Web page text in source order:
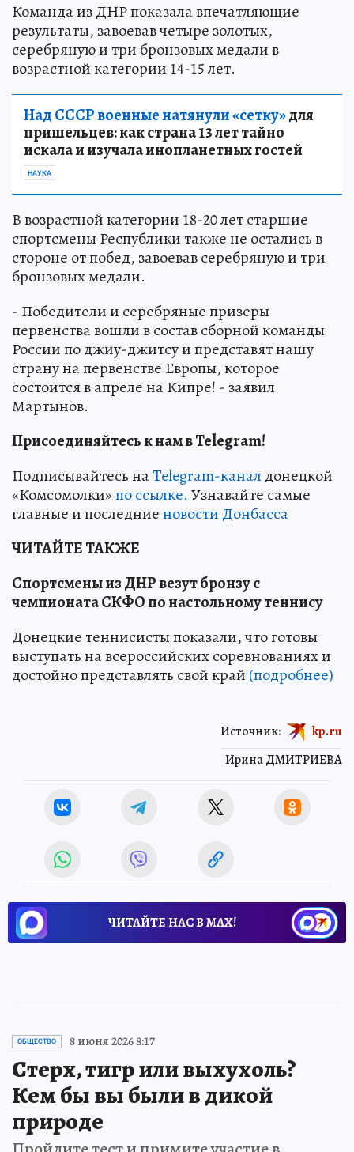
Команда из ДНР показала впечатляющие
результаты, завоевав четыре золотых,
серебряную и три бронзовых медали в
возрастной категории 14-15 лет.
Над СССР военные натянули «сетку»для
пришельцев: как страна 13 лет тайно
искала и изучала инопланетных гостей
НАУКА
В возрастной категории 18-20 лет старшие
спортсмены Республики также не остались в
стороне от побед, завоевав серебряную и три
бронзовых медали.
- Победители и серебряные призеры
первенства вошли в состав сборной команды
России по джиу-джитсу и представят нашу
страну на первенстве Европы, которое
состоится в апреле на Кипре! - заявил
Мартынов.
Присоединяйтесь к нам в Telegram!
Подписывайтесь наTelegram-канал донецкой
«Комсомолки»по ссылке. Узнавайте самые
главные и последниеновости Донбасса
ЧИТАЙТЕ ТАКЖЕ
Спортсмены из ДНР везут бронзу с
чемпионата СКФО по настольному теннису
Донецкие теннисисты показали, что готовы
выступать на всероссийских соревнованиях и
достойно представлять свой край (подробнее)
Ирина ДМИТРИЕВА
Источник: kp.ru
ЧИТАЙТЕ НАС В МАХ!
ОБЩЕСТВО 8 июня 2026 8:17
Стерх, тигр или выхухоль?
Кем бы вы были в дикой
природе